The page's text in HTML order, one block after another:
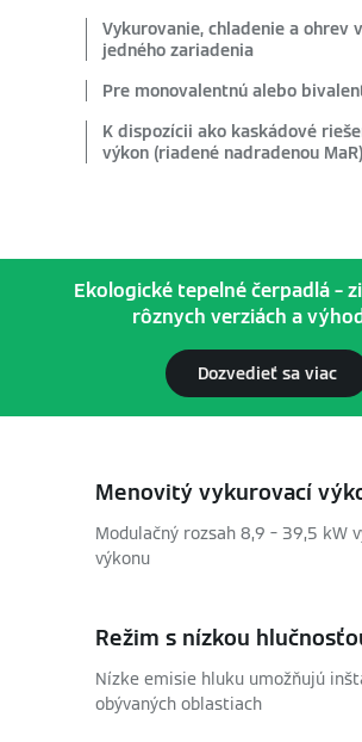
Vykurovanie, chladenie a ohrev
jedného zariadenia
Pre monovalentnú alebo
K dispozícii ako kaskádové
výkon (riadené nadradenou MaR)
Ekologické tepelné čerpadlá –
rôznych verziách a
Dozvedieť sa viac
Menovitý vykurovací
Modulačný rozsah 8,9 – 39,5 kW
výkonu
Režim s nízkou
Nízke emisie hluku umožňujú
obývaných oblastiach